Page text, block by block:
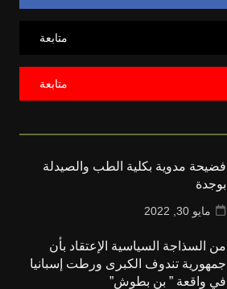
متابعة
متابعة
فضيحة مدوية بكلية الطب والصيدلة
بوجدة
مايو 30, 2022
من السذاجة السياسية الإعتقاد بأن
جمهورية تندوف الكبرى ورطت إسبانيا
في واقعة ” بن بطوش”